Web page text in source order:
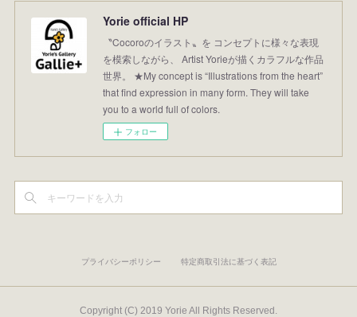
Yorie official HP
〝Cocoroのイラスト〟を コンセプトに様々な表現
を模索しながら、 Artist Yorieが描くカラフルな作品
世界。 ★My concept is “Illustrations from the heart”
that find expression in many form. They will take
you to a world full of colors.
フォロー
プライバシーポリシー 特定商取引法に基づく表記
Copyright (C) 2019 Yorie All Rights Reserved.